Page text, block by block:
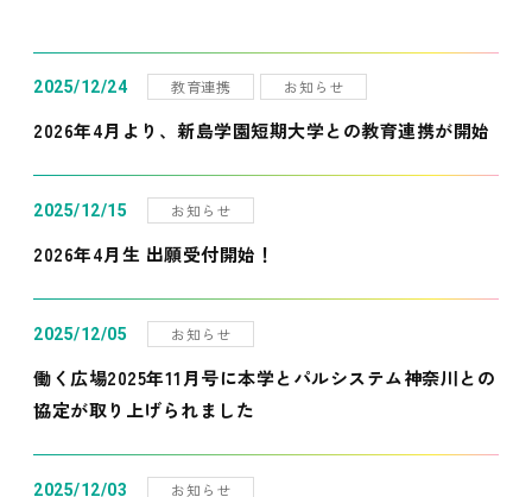
2025/12/24 教育連携 お知らせ
2026年4月より、新島学園短期大学との教育連携が開始
2025/12/15 お知らせ
2026年4月生 出願受付開始！
2025/12/05 お知らせ
働く広場2025年11月号に本学とパルシステム神奈川との
協定が取り上げられました
2025/12/03 お知らせ